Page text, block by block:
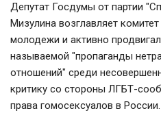
Депутат Госдумы от партии
Мизулина возглавляет
молодежи и активно
называемой "пропаганды
отношений" среди
критику со стороны ЛГБТ-
права гомосексуалов в